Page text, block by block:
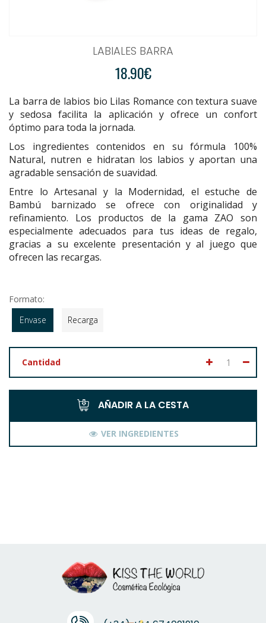
LABIALES BARRA
18.90€
La barra de labios bio Lilas Romance con textura suave
y sedosa facilita la aplicación y ofrece un confort
óptimo para toda la jornada.
Los ingredientes contenidos en su fórmula 100%
Natural, nutren e hidratan los labios y aportan una
agradable sensación de suavidad.
Entre lo Artesanal y la Modernidad, el estuche de
Bambú barnizado se ofrece con originalidad y
refinamiento. Los productos de la gama ZAO son
especialmente adecuados para tus ideas de regalo,
gracias a su excelente presentación y al juego que
ofrecen las recargas.
Formato:
Envase
Recarga
Cantidad
AÑADIR A LA CESTA
VER INGREDIENTES